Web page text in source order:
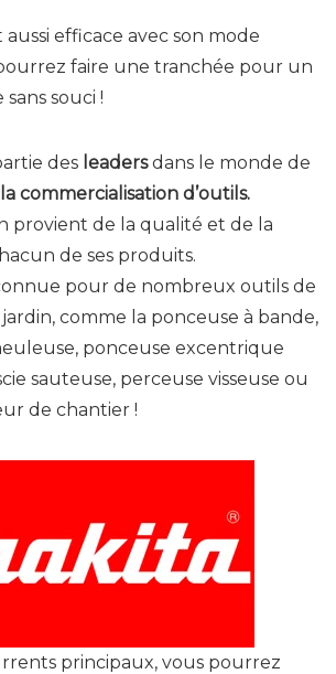
efficace avec son mode
faire une tranchée pour un
souci !
des leadersdans le monde de
commercialisation d’outils.
provient de la qualité et de la
de ses produits.
pour de nombreux outils de
comme la ponceuse à bande,
ponceuse excentrique
sauteuse, perceuse visseuse ou
de chantier !
principaux, vous pourrez